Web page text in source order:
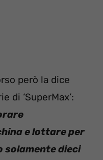
però la dice
di ‘SuperMax’:
e lottare per
solamente dieci